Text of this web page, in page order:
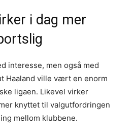
i dag mer
interesse, men også med
Haaland ville vært en enorm
ligaen. Likevel virker
knyttet til valgutfordringen
mellom klubbene.